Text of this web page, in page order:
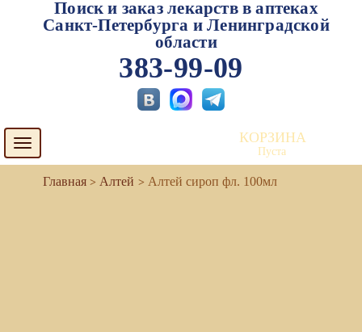
Поиск и заказ лекарств в аптеках
Санкт-Петербурга и Ленинградской
области
383-99-09
Toggle
navigation
КОРЗИНА
Пуста
Алтей Алтей сироп фл. 100мл